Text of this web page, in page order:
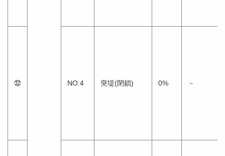
㉜ NO.4 突堤(閉鎖) 0% －